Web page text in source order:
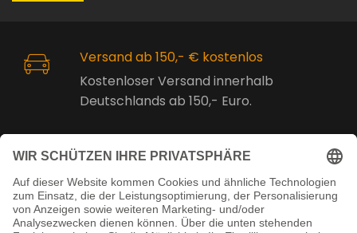
Versand ab 150,- € kostenlos
Kostenloser Versand innerhalb
Deutschlands ab 150,- Euro.
Online Support
Kostenlose Beratung vor und nach
dem Kauf!